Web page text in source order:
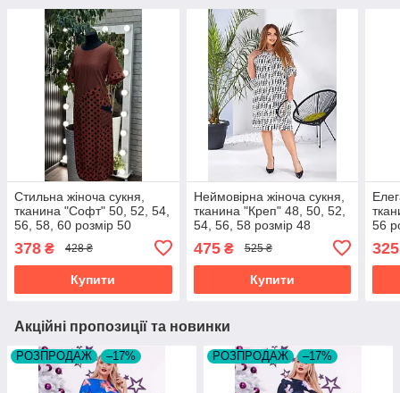
Стильна жіноча сукня,
тканина "Софт" 50, 52, 54,
56, 58, 60 розмір 50
378 ₴ 428 ₴
Купити
Неймовірна жіноча сукня,
тканина "Креп" 48, 50, 52,
54, 56, 58 розмір 48
475₴ 525 ₴
Купити
56
325
Акційні пропозиції та новинки
РОЗПРОДАЖ –17% РОЗПРОДАЖ –17%